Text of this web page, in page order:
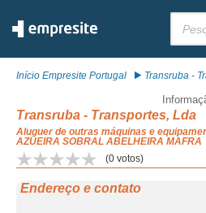
Início Empresite Portugal Transruba -
Transruba - Transportes, Lda
Aluguer de outras máquinas e
AZUEIRA SOBRAL ABELHEIRA MAFRA
(0 votos)
Endereço e contato